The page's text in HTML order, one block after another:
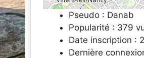
Pseudo : Danab
Popularité : 379
Date inscription :
Dernière